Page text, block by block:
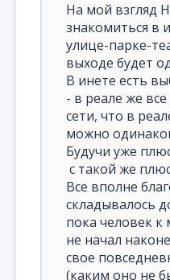
На мой взгляд
знакомиться в
улице-парке-
выходе будет
В инете есть
- в реале же
сети, что в
можно
Будучи уже
с такой же
Все вполне
складывалось
пока человек
не начал
свое
(каким оно не